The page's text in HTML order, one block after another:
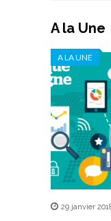
A la Une
A LA UNE
29 janvier